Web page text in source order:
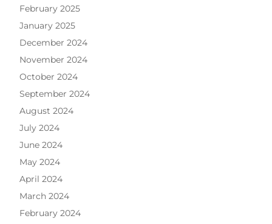
February 2025
January 2025
December 2024
November 2024
October 2024
September 2024
August 2024
July 2024
June 2024
May 2024
April 2024
March 2024
February 2024